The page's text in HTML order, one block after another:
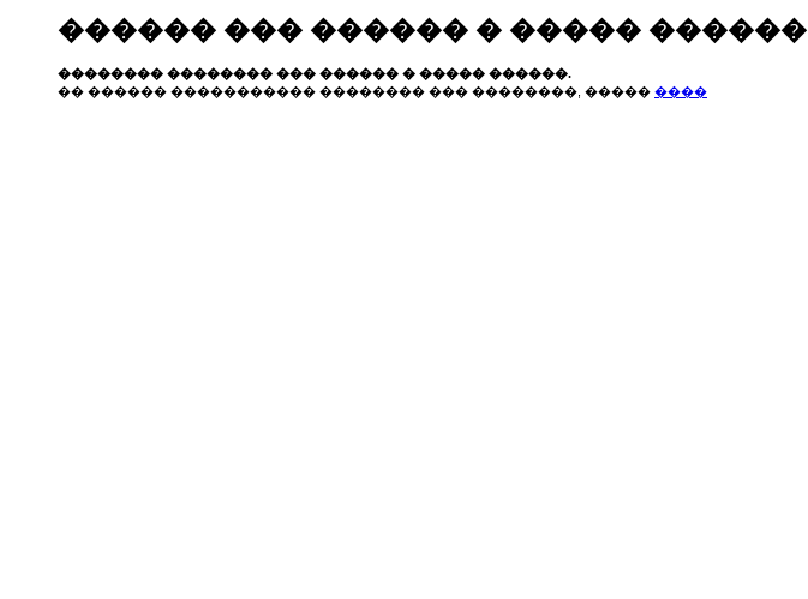
������ ��� ������ � ����� ������
�������� �������� ��� ������ � ����� ������.
�� ������ ����������� �������� ��� ��������, ����� ����